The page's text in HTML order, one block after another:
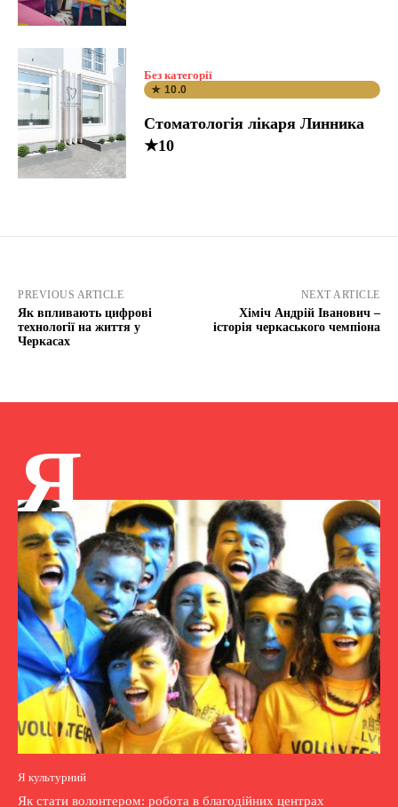
Без категорії
★ 10.0
Стоматологія лікаря Линника
★10
PREVIOUS ARTICLE
Як впливають цифрові
технології на життя у
Черкасах
NEXT ARTICLE
Хіміч Андрій Іванович –
історія черкаського чемпіона
Я
Я культурний
Як стати волонтером: робота в благодійних центрах